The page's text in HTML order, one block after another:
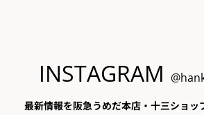
INSTAGRAM
最新情報を阪急うめだ本店・十三ショッ